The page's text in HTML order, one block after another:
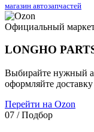
магазин автозапчастей
Официальный
LONGHO
Выбирайте нужный
оформляйте
Перейти на Ozon
07 / Подбор